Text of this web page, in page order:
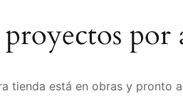
por
tienda está en obras y pronto